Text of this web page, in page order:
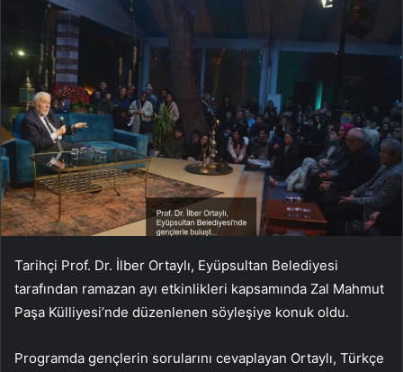
Tarihçi Prof. Dr. İlber Ortaylı, Eyüpsultan Belediyesi
tarafından ramazan ayı etkinlikleri kapsamında Zal Mahmut
Paşa Külliyesi’nde düzenlenen söyleşiye konuk oldu.
Programda gençlerin sorularını cevaplayan Ortaylı, Türkçe